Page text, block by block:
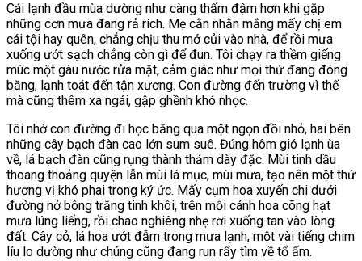
Cái lạnh đầu mùa dường như càng thấm đậm hơn khi gặp
những cơn mưa đang rả rích. Mẹ cằn nhằn mắng mấy chị em
cái tội hay quên, chẳng chịu thu mớ củi vào nhà, để rồi mưa
xuống ướt sạch chẳng còn gì để đun. Tôi chạy ra thềm giếng
múc một gàu nước rửa mặt, cảm giác như mọi thứ đang đóng
băng, lạnh toát đến tận xương. Con đường đến trường vì thế
mà cũng thêm xa ngái, gập ghềnh khó nhọc.
Tôi nhớ con đường đi học băng qua một ngọn đồi nhỏ, hai bên
những cây bạch đàn cao lớn sum suê. Đúng hôm gió lạnh ùa
về, lá bạch đàn cũng rụng thành thảm dày đặc. Mùi tinh dầu
thoang thoảng quyện lẫn mùi lá mục, mùi mưa, tạo nên một thứ
hương vị khó phai trong ký ức. Mấy cụm hoa xuyến chi dưới
đường nở bông trắng tinh khôi, trên mỗi cánh hoa cõng hạt
mưa lúng liếng, rồi chao nghiêng nhẹ rơi xuống tan vào lòng
đất. Cây cỏ, lá hoa ướt đẫm trong mưa lạnh, một vài tiếng chim
líu lo dường như chúng cũng đang run rẩy tìm về tổ ấm.